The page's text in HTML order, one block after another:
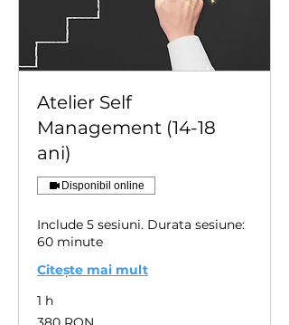
Atelier Self
Management (14-18
ani)
Disponibil online
Include 5 sesiuni. Durata sesiune:
60 minute
Citește mai mult
1 h
380